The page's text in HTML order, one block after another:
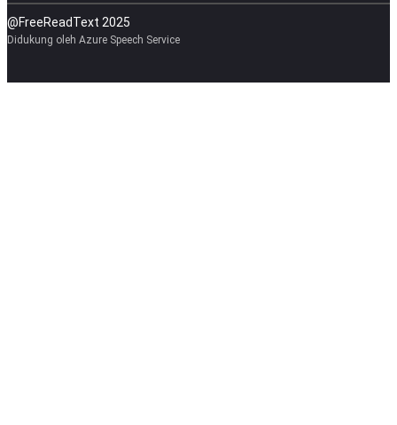
@FreeReadText 2025
Didukung oleh Azure Speech Service